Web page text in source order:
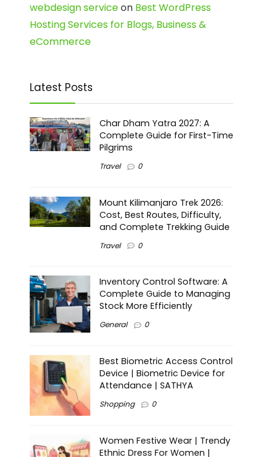
webdesign serviceon Best WordPress
Hosting Services for Blogs, Business &
eCommerce
Latest Posts
Char Dham Yatra 2027: A
Complete Guide for First-Time
Pilgrims
Travel 0
Mount Kilimanjaro Trek 2026:
Cost, Best Routes, Difficulty,
and Complete Trekking Guide
Travel 0
Inventory Control Software: A
Complete Guide to Managing
Stock More Efficiently
General 0
Best Biometric Access Control
Device | Biometric Device for
Attendance | SATHYA
Shopping 0
Women Festive Wear | Trendy
Ethnic Dress For Women |